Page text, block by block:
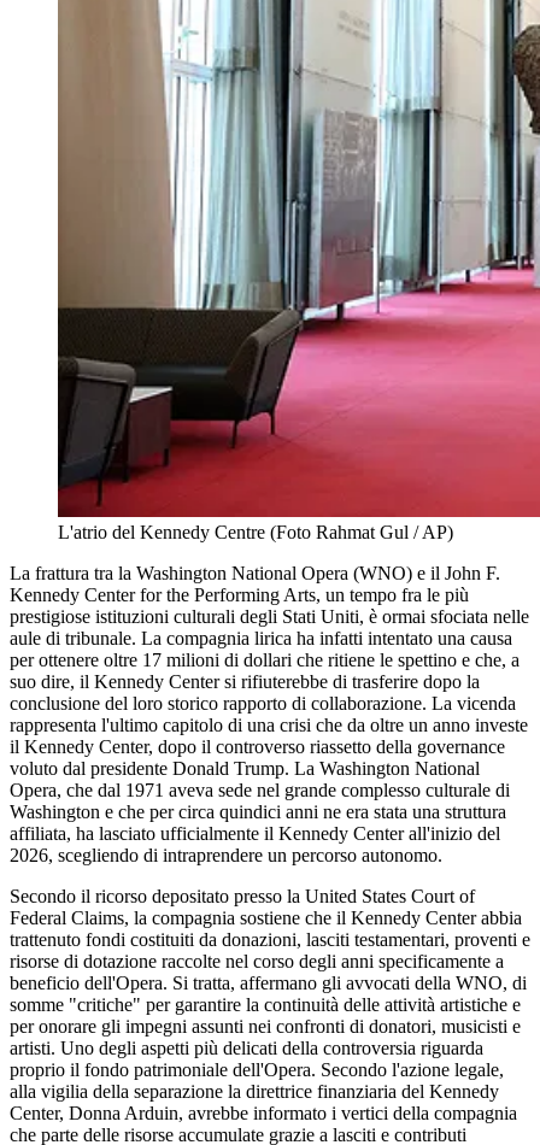
L'atrio del Kennedy Centre (Foto Rahmat Gul / AP)
La frattura tra la Washington National Opera (WNO) e il John F.
Kennedy Center for the Performing Arts, un tempo fra le più
prestigiose istituzioni culturali degli Stati Uniti, è ormai sfociata nelle
aule di tribunale. La compagnia lirica ha infatti intentato una causa
per ottenere oltre 17 milioni di dollari che ritiene le spettino e che, a
suo dire, il Kennedy Center si rifiuterebbe di trasferire dopo la
conclusione del loro storico rapporto di collaborazione. La vicenda
rappresenta l'ultimo capitolo di una crisi che da oltre un anno investe
il Kennedy Center, dopo il controverso riassetto della governance
voluto dal presidente Donald Trump. La Washington National
Opera, che dal 1971 aveva sede nel grande complesso culturale di
Washington e che per circa quindici anni ne era stata una struttura
affiliata, ha lasciato ufficialmente il Kennedy Center all'inizio del
2026, scegliendo di intraprendere un percorso autonomo.
Secondo il ricorso depositato presso la United States Court of
Federal Claims, la compagnia sostiene che il Kennedy Center abbia
trattenuto fondi costituiti da donazioni, lasciti testamentari, proventi e
risorse di dotazione raccolte nel corso degli anni specificamente a
beneficio dell'Opera. Si tratta, affermano gli avvocati della WNO, di
somme "critiche" per garantire la continuità delle attività artistiche e
per onorare gli impegni assunti nei confronti di donatori, musicisti e
artisti. Uno degli aspetti più delicati della controversia riguarda
proprio il fondo patrimoniale dell'Opera. Secondo l'azione legale,
alla vigilia della separazione la direttrice finanziaria del Kennedy
Center, Donna Arduin, avrebbe informato i vertici della compagnia
che parte delle risorse accumulate grazie a lasciti e contributi